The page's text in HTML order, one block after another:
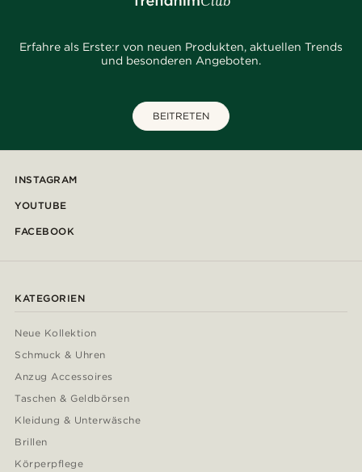
Erfahre als Erste:r von neuen Produkten, aktuellen Trends
und besonderen Angeboten.
BEITRETEN
INSTAGRAM
YOUTUBE
FACEBOOK
KATEGORIEN
Neue Kollektion
Schmuck & Uhren
Anzug Accessoires
Taschen & Geldbörsen
Kleidung & Unterwäsche
Brillen
Körperpflege